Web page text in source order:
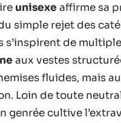
unisexe affirme sa
simple rejet des
s’inspirent de
aux vestes
fluides, mais
Loin de toute
genrée cultive